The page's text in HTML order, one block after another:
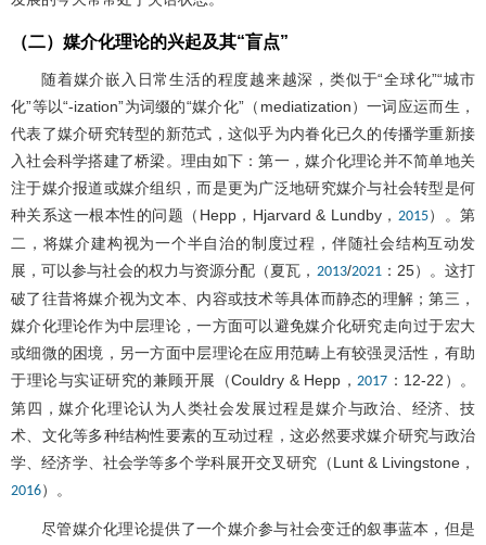
（二）媒介化理论的兴起及其“盲点”
随着媒介嵌入日常生活的程度越来越深，类似于“全球化”“城市
化”等以“-ization”为词缀的“媒介化”（mediatization）一词应运而生，
代表了媒介研究转型的新范式，这似乎为内眷化已久的传播学重新接
入社会科学搭建了桥梁。理由如下：第一，媒介化理论并不简单地关
注于媒介报道或媒介组织，而是更为广泛地研究媒介与社会转型是何
种关系这一根本性的问题（Hepp，Hjarvard & Lundby， 2015）。第
二，将媒介建构视为一个半自治的制度过程，伴随社会结构互动发
展，可以参与社会的权力与资源分配（夏瓦， 2013/2021 ：25）。这打
破了往昔将媒介视为文本、内容或技术等具体而静态的理解；第三，
媒介化理论作为中层理论，一方面可以避免媒介化研究走向过于宏大
或细微的困境，另一方面中层理论在应用范畴上有较强灵活性，有助
于理论与实证研究的兼顾开展（Couldry & Hepp， 2017 ：12-22）。
第四，媒介化理论认为人类社会发展过程是媒介与政治、经济、技
术、文化等多种结构性要素的互动过程，这必然要求媒介研究与政治
学、经济学、社会学等多个学科展开交叉研究（Lunt & Livingstone，
2016）。
尽管媒介化理论提供了一个媒介参与社会变迁的叙事蓝本，但是